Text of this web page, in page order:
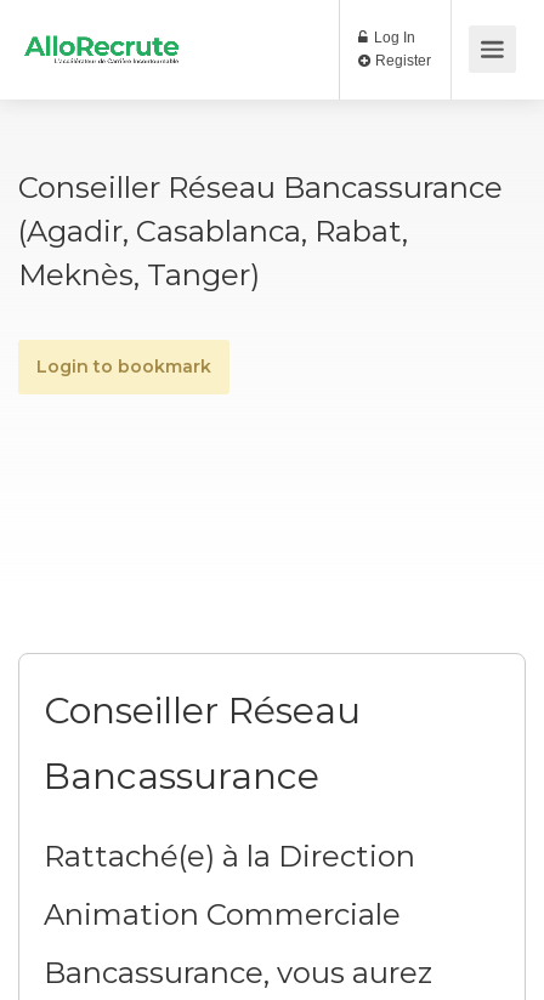
Log In
Conseiller Réseau Bancassurance
(Agadir, Casablanca, Rabat,
Meknès, Tanger)
Login to bookmark
Conseiller Réseau
Bancassurance
Rattaché(e) à la Direction
Animation Commerciale
Bancassurance, vous aurez